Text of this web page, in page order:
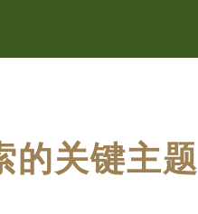
的关键主题